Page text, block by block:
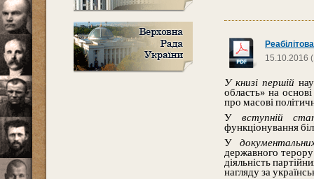
15.10.2016
У книзі першій
область» на
про масові
Увступній
функціонування
У
державного
діяльність
нагляду за